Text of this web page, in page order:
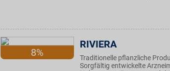
8%
RIVIERA
Traditionelle pflanzliche
Sorgfältig entwickelte